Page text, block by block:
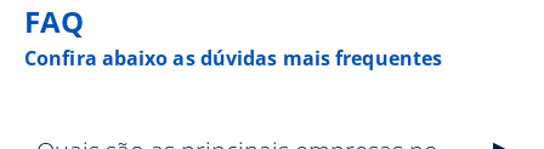
FAQ
Confira abaixo as dúvidas mais frequentes